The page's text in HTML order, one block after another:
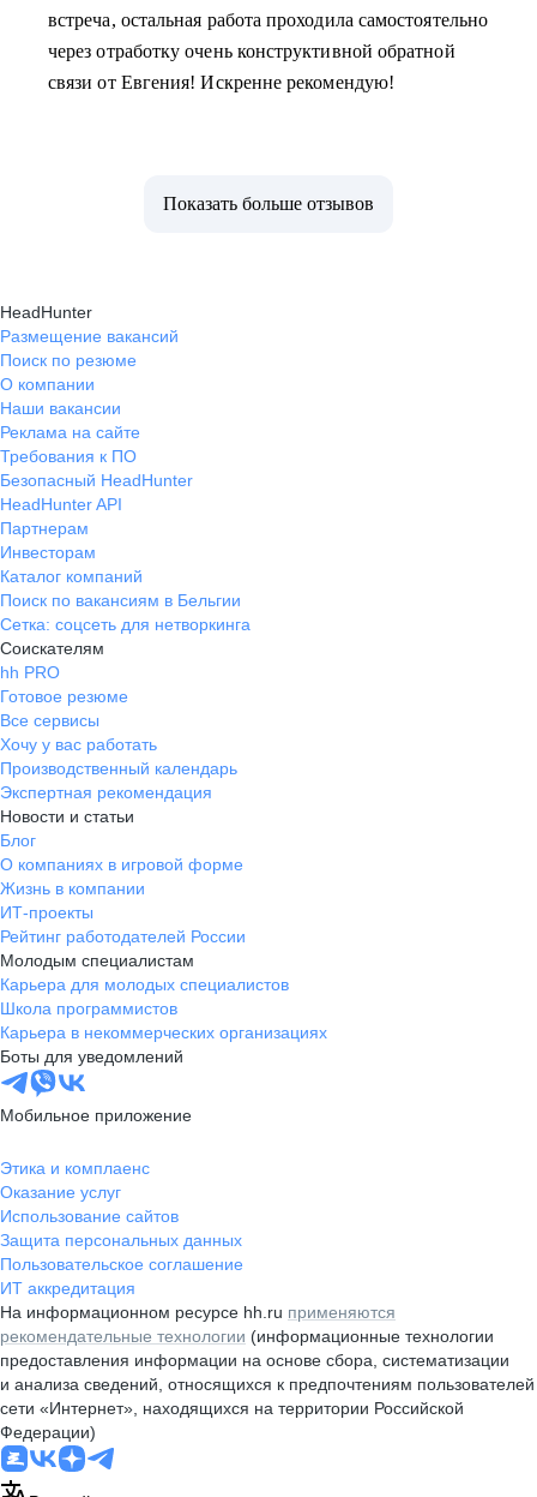
встреча, остальная работа проходила самостоятельно
через отработку очень конструктивной обратной
связи от Евгения! Искренне рекомендую!
Показать больше отзывов
HeadHunter
Размещение вакансий
Поиск по резюме
О компании
Наши вакансии
Реклама на сайте
Требования к ПО
Безопасный HeadHunter
HeadHunter API
Партнерам
Инвесторам
Каталог компаний
Поиск по вакансиям в Бельгии
Сетка: соцсеть для нетворкинга
Соискателям
hh PRO
Готовое резюме
Все сервисы
Хочу у вас работать
Производственный календарь
Экспертная рекомендация
Новости и статьи
Блог
О компаниях в игровой форме
Жизнь в компании
ИТ-проекты
Рейтинг работодателей России
Молодым специалистам
Карьера для молодых специалистов
Школа программистов
Карьера в некоммерческих организациях
Боты для уведомлений
Мобильное приложение
Этика и комплаенс
Оказание услуг
Использование сайтов
Защита персональных данных
Пользовательское соглашение
ИТ аккредитация
На информационном ресурсе hh.ru применяются
рекомендательные технологии (информационные технологии
предоставления информации на основе сбора, систематизации
и анализа сведений, относящихся к предпочтениям пользователей
сети «Интернет», находящихся на территории Российской
Федерации)